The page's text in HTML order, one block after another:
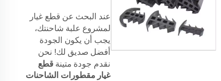
عند البحث عن قطع غيار
لمشروع علبة شاحنتك،
يجب أن يكون الجودة
أفضل صديق لك! نحن
نقدم جودة متينة قطع
غيار مقطورات الشاحنات